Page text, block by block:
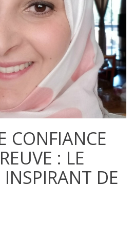
CONFIANCE
: LE
INSPIRANT DE